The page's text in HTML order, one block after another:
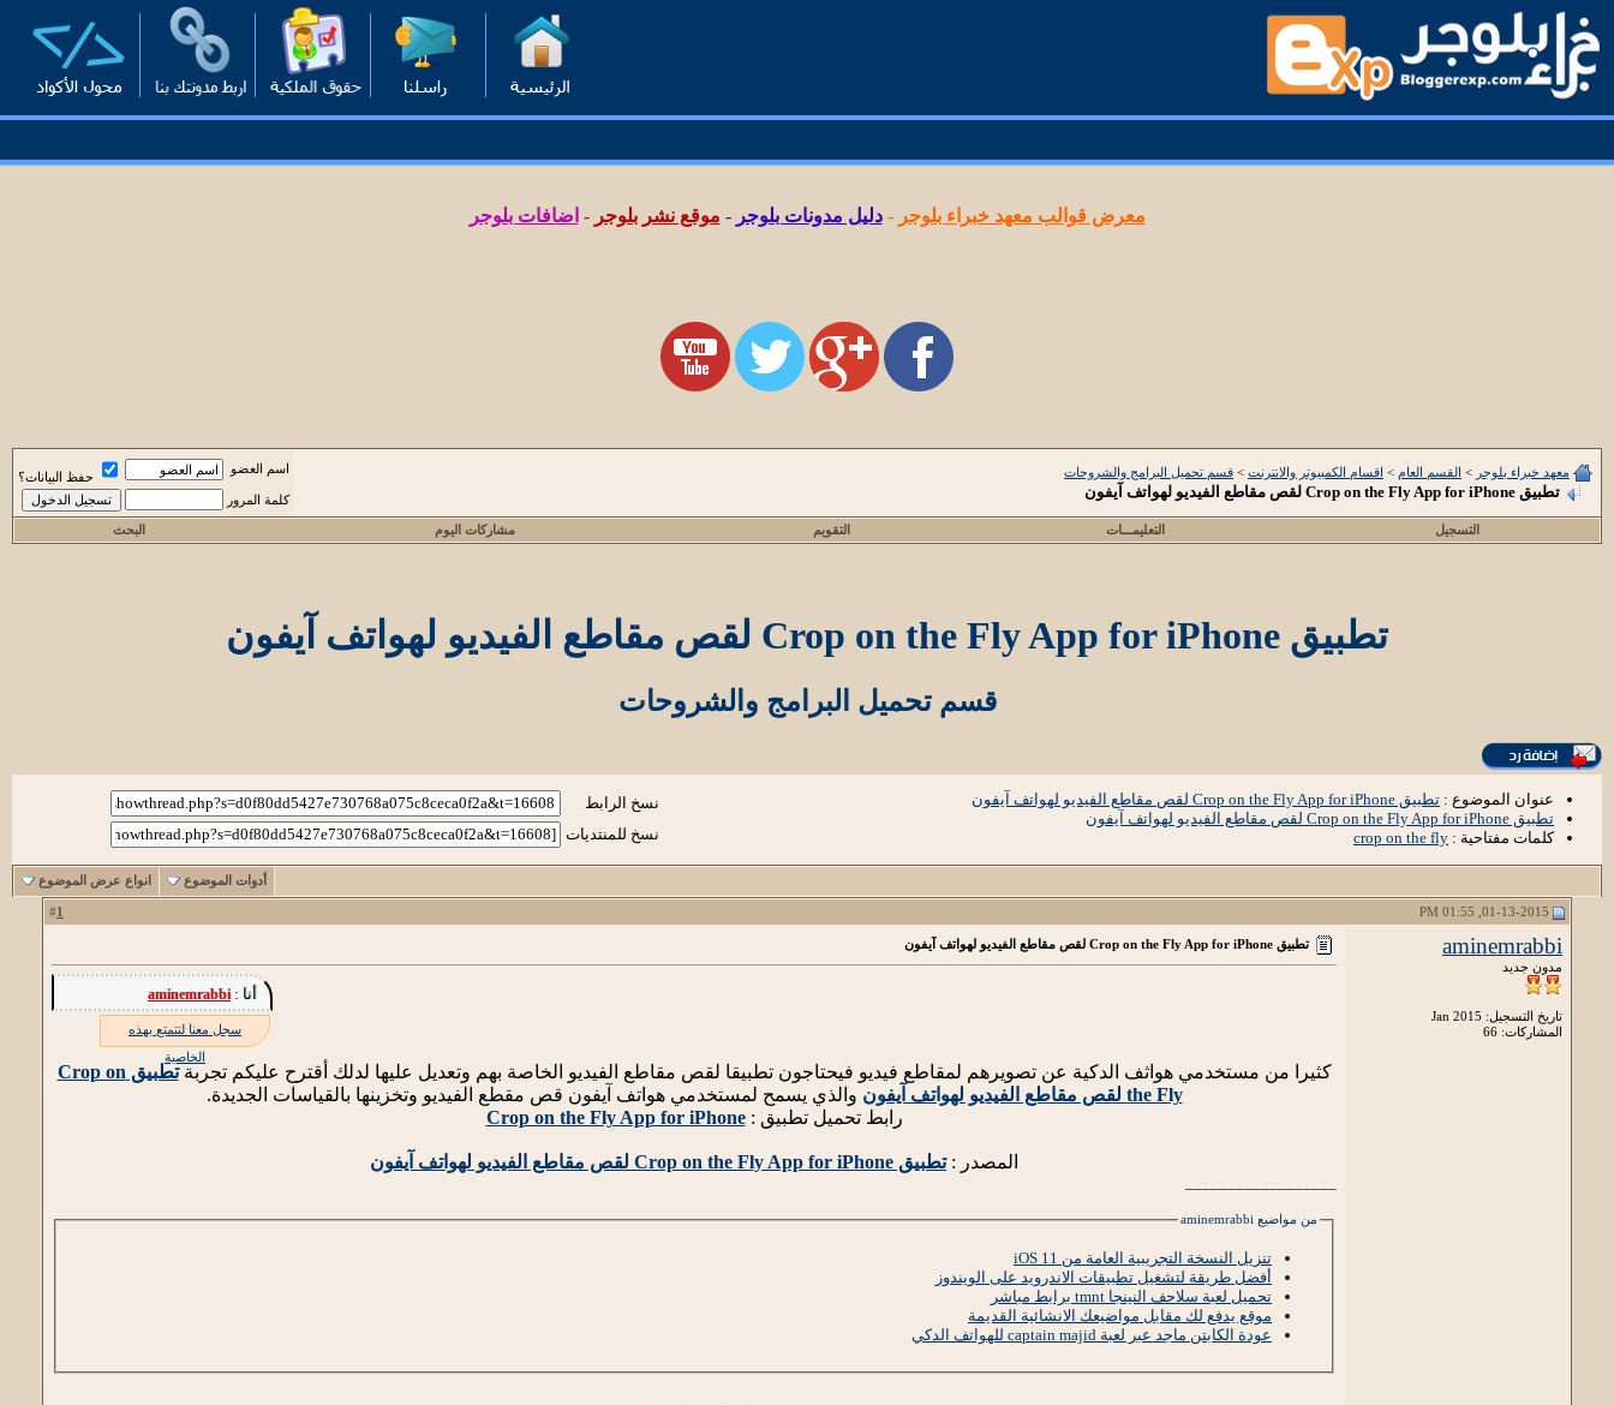
معرض قوالب معهد خبراء بلوجر -دليل مدونات بلوجر - موقع نشر بلوجر - اضافات بلوجر
معهد خبراء بلوجر > القسم العام > اقسام الكمبيوتر والانترنت > قسم تحميل البرامج والشروحات
تطبيق Crop on the Fly App for iPhone لقص مقاطع الفيديو لهواتف آيفون
اسم العضو
حفظ البيانات؟
كلمة المرور
التسجيل التعليمـــات التقويم مشاركات اليوم البحث
تطبيق Crop on the Fly App for iPhone لقص مقاطع الفيديو لهواتف آيفون
قسم تحميل البرامج والشروحات
عنوان الموضوع : تطبيق Crop on the Fly App for iPhone لقص مقاطع الفيديو لهواتف آيفون
تطبيق Crop on the Fly App for iPhone لقص مقاطع الفيديو لهواتف آيفون
كلمات مفتاحية : crop on the fly
نسخ الرابط
نسخ للمنتديات
أدوات الموضوع انواع عرض الموضوع
1
aminemrabbi
مدون جديد
تاريخ التسجيل: Jan 2015
المشاركات: 66
تطبيق Crop on the Fly App for iPhone لقص مقاطع الفيديو لهواتف آيفون
أنا :aminemrabbi
سجل معنا لتتمتع بهذه
الخاصية
كثيرا من مستخدمي هواثف الدكية عن تصويرهم لمقاطع فيديو فيحتاجون تطبيقا لقص مقاطع الفيديو الخاصة بهم وتعديل عليها لدلك أقترح عليكم تجربة
تطبيق Crop on
the Fly لقص مقاطع الفيديو لهواتف آيفون
والذي يسمح لمستخدمي هواتف آيفون قص مقطع الفيديو وتخزينها بالقياسات الجديدة.
رابط تحميل تطبيق :Crop on the Fly App for iPhone
المصدر :تطبيق Crop on the Fly App for iPhone لقص مقاطع الفيديو لهواتف آيفون
من مواضيع aminemrabbi
تنزيل النسخة التجريبية العامة من iOS 11
أفضل طريقة لتشغيل تطبيقات الاندرويد على الويندوز
تحميل لعبة سلاحف النينجا tmnt برابط مباشر
موقع يدفع لك مقابل مواضيعك الانشائية القديمة
عودة الكابتن ماجد عبر لعبة captain majid للهواتف الدكي